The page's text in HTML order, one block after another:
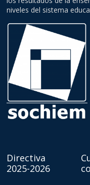
niveles del sistema
Directiva
2025-2026